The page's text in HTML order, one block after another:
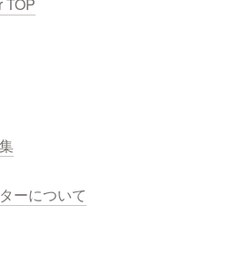
ーについて